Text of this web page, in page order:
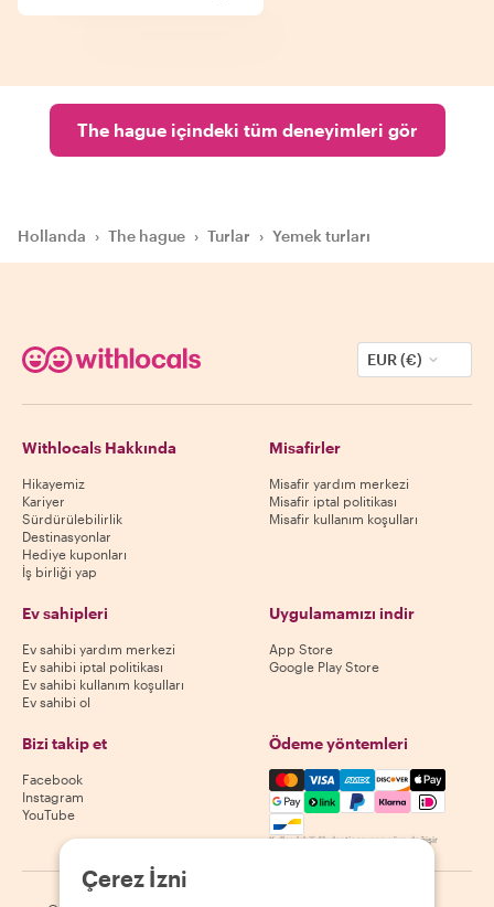
The hague içindeki tüm deneyimleri gör
Hollanda › The hague › Turlar › Yemek turları
EUR (€)
Withlocals Hakkında
Hikayemiz
Kariyer
Sürdürülebilirlik
Destinasyonlar
Hediye kuponları
İş birliği yap
Misafirler
Misafir yardım merkezi
Misafir iptal politikası
Misafir kullanım koşulları
Ev sahipleri
Ev sahibi yardım merkezi
Ev sahibi iptal politikası
Ev sahibi kullanım koşulları
Ev sahibi ol
Uygulamamızı indir
App Store
Google Play Store
Bizi takip et
Facebook
Instagram
YouTube
Ödeme yöntemleri
Mastercard, Visa, Amex,
Kullanılabilirlik destinasyona göre değişir
Çerez İzni